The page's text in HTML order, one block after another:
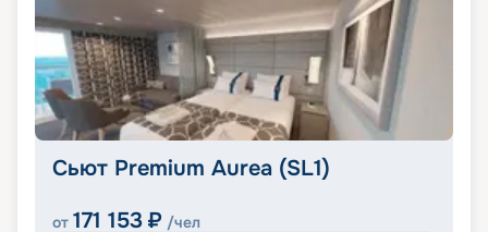
Сьют Premium Aurea (SL1)
от 171 153 ₽ /чел